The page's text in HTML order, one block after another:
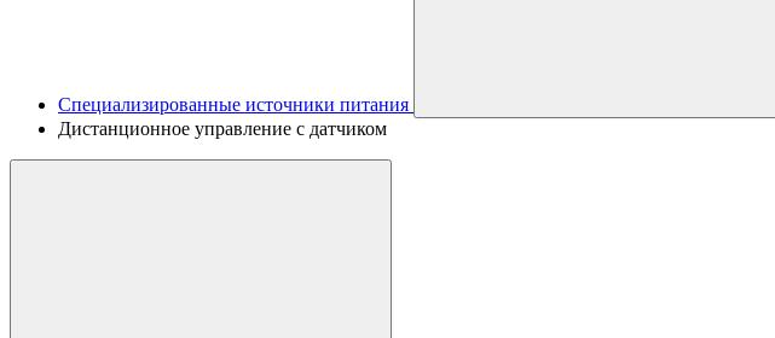
Специализированные источники питания
Дистанционное управление с датчиком